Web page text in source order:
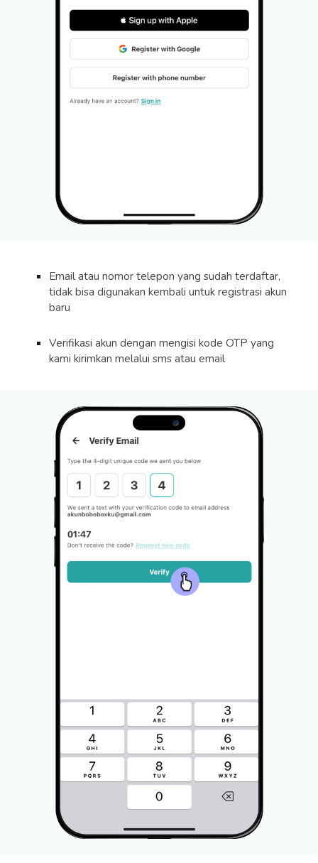
Email atau nomor telepon yang sudah terdaftar,
tidak bisa digunakan kembali untuk registrasi akun
baru
Verifikasi akun dengan mengisi kode OTP yang
kami kirimkan melalui sms atau email